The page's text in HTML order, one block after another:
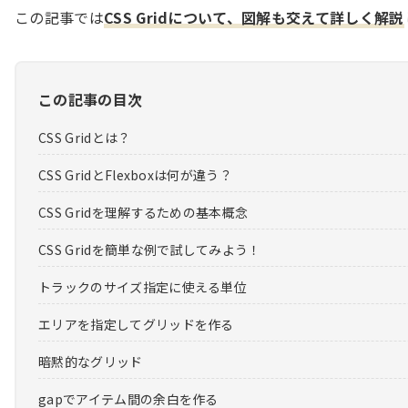
この記事ではCSS Gridについて、図解も交えて詳しく解説
この記事の目次
CSS Gridとは？
CSS GridとFlexboxは何が違う？
CSS Gridを理解するための基本概念
CSS Gridを簡単な例で試してみよう！
トラックのサイズ指定に使える単位
エリアを指定してグリッドを作る
暗黙的なグリッド
gapでアイテム間の余白を作る